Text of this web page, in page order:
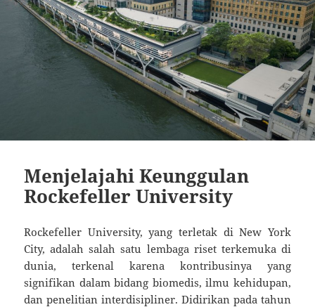
Menjelajahi Keunggulan
Rockefeller University
Rockefeller University, yang terletak di New York
City, adalah salah satu lembaga riset terkemuka di
dunia, terkenal karena kontribusinya yang
signifikan dalam bidang biomedis, ilmu kehidupan,
dan penelitian interdisipliner. Didirikan pada tahun